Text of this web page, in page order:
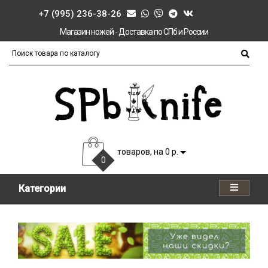
+7 (995) 236-38-26
Магазин ножей - Доставка по СПб и России
0
товаров, на 0 р.
Категории